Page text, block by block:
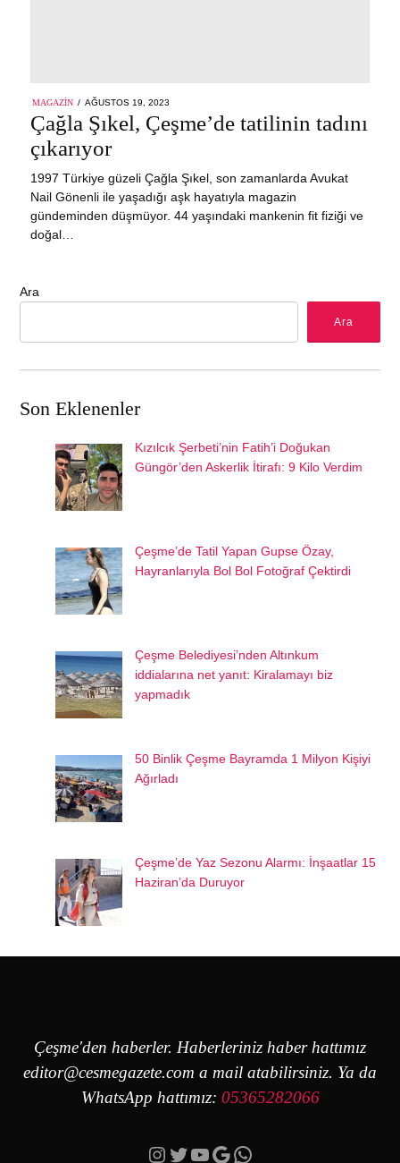
MAGAZIN
POSTED
ON
AĞUSTOS 19, 2023
Çağla Şıkel, Çeşme’de tatilinin tadını
çıkarıyor
1997 Türkiye güzeli Çağla Şıkel, son zamanlarda Avukat
Nail Gönenli ile yaşadığı aşk hayatıyla magazin
gündeminden düşmüyor. 44 yaşındaki mankenin fit fiziği ve
doğal…
Ara
Ara
Son Eklenenler
Kızılcık Şerbeti’nin Fatih’i Doğukan
Güngör’den Askerlik İtirafı: 9 Kilo Verdim
Çeşme’de Tatil Yapan Gupse Özay,
Hayranlarıyla Bol Bol Fotoğraf Çektirdi
Çeşme Belediyesi’nden Altınkum
iddialarına net yanıt: Kiralamayı biz
yapmadık
50 Binlik Çeşme Bayramda 1 Milyon Kişiyi
Ağırladı
Çeşme’de Yaz Sezonu Alarmı: İnşaatlar 15
Haziran’da Duruyor
Çeşme'den haberler. Haberleriniz haber hattımız
editor@cesmegazete.com a mail atabilirsiniz. Ya da
WhatsApp hattımız: 05365282066
Instagram
Twitter
YouTube
Google
https://wa.me/